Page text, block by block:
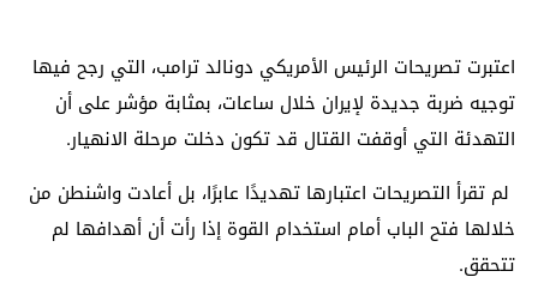
اعتبرت تصريحات الرئيس الأمريكي دونالد ترامب، التي رجح فيها
توجيه ضربة جديدة لإيران خلال ساعات، بمثابة مؤشر على أن
التهدئة التي أوقفت القتال قد تكون دخلت مرحلة الانهيار.
لم تقرأ التصريحات اعتبارها تهديدًا عابرًا، بل أعادت واشنطن من
خلالها فتح الباب أمام استخدام القوة إذا رأت أن أهدافها لم
تتحقق.